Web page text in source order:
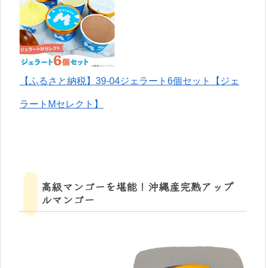
【ふるさと納税】39-04ジェラート6個セット【ジェ
ラートMセレクト】
高級マンゴーを堪能！沖縄産完熟アップ
ルマンゴー